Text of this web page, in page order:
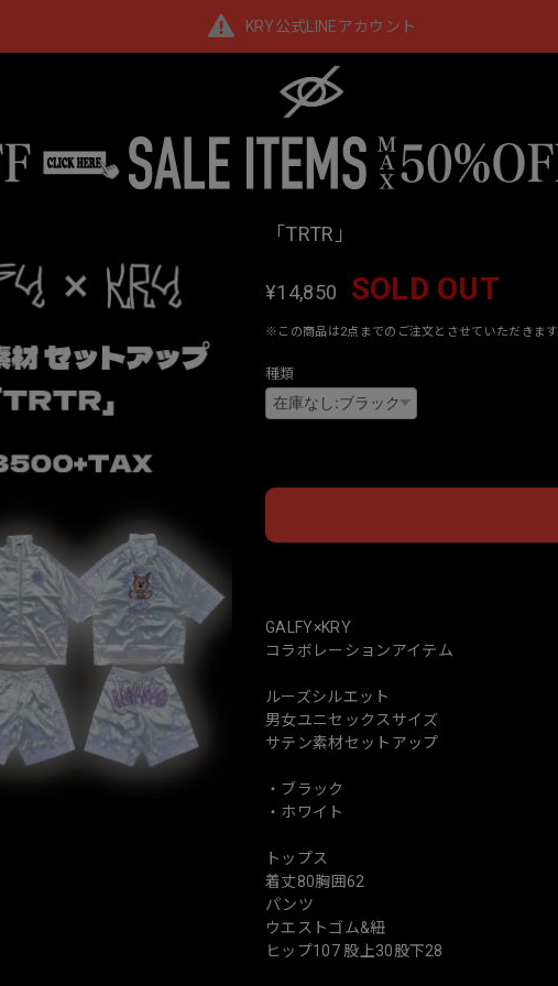
KRY公式LINEアカウント
「TRTR」
¥14,850 SOLD OUT
※この商品は2点までのご注文とさせていただきます
種類
GALFY×KRY
コラボレーションアイテム
ルーズシルエット
男女ユニセックスサイズ
サテン素材セットアップ
・ブラック
・ホワイト
トップス
着丈80胸囲62
パンツ
ウエストゴム&紐
ヒップ107 股上30股下28